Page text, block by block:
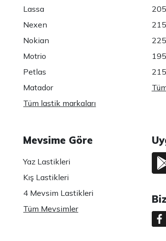
Lassa
Nexen
Nokian
Motrio
Petlas
Matador
Tüm lastik markaları
Mevsime Göre
Yaz Lastikleri
Kış Lastikleri
4 Mevsim Lastikleri
Tüm Mevsimler